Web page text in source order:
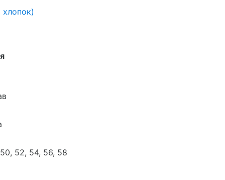
хлопок)
52, 54, 56, 58